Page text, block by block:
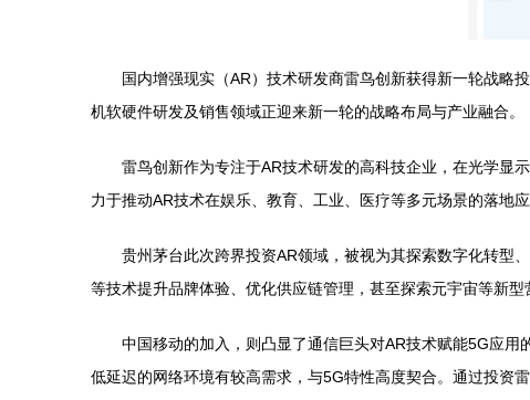
国内增强现实（AR）技术研发商雷鸟创新获得新一轮战略
机软硬件研发及销售领域正迎来新一轮的战略布局与产业融合。
雷鸟创新作为专注于AR技术研发的高科技企业，在光学显
力于推动AR技术在娱乐、教育、工业、医疗等多元场景的落地
贵州茅台此次跨界投资AR领域，被视为其探索数字化转型
等技术提升品牌体验、优化供应链管理，甚至探索元宇宙等新
中国移动的加入，则凸显了通信巨头对AR技术赋能5G应用
低延迟的网络环境有较高需求，与5G特性高度契合。通过投资